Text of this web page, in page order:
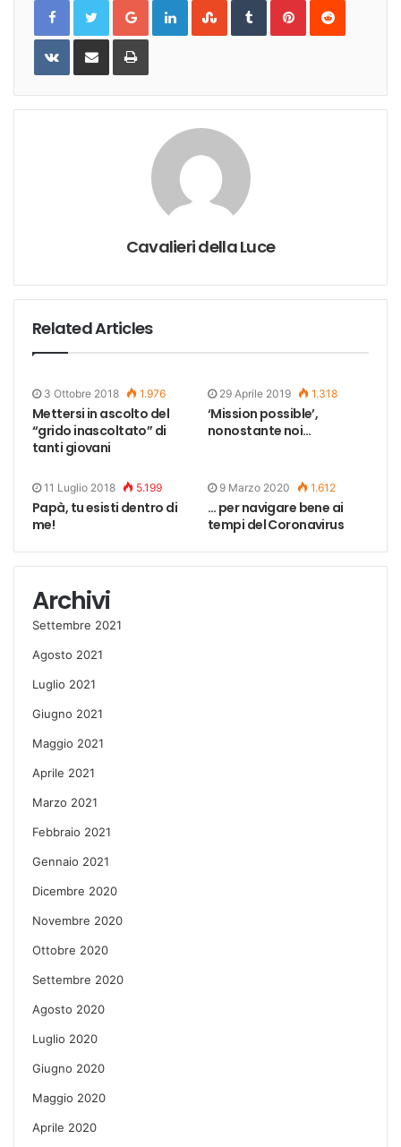
Google+LinkedInStumbleUpon
Tumblr PinterestReddit
VKontakteShare
Email
Print
Cavalieri della Luce
Related Articles
3 Ottobre 2018 1.976
Mettersi in ascolto del
“grido inascoltato” di
tanti giovani
29 Aprile 2019 1.318
‘Mission possible’,
nonostante noi…
11 Luglio 2018 5.199
Papà, tu esisti dentro di
me!
9 Marzo 2020 1.612
… per navigare bene ai
tempi del Coronavirus
Archivi
Settembre 2021
Agosto 2021
Luglio 2021
Giugno 2021
Maggio 2021
Aprile 2021
Marzo 2021
Febbraio 2021
Gennaio 2021
Dicembre 2020
Novembre 2020
Ottobre 2020
Settembre 2020
Agosto 2020
Luglio 2020
Giugno 2020
Maggio 2020
Aprile 2020